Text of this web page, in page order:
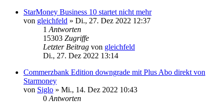
StarMoney Business 10 startet nicht mehr
von gleichfeld » Di., 27. Dez 2022 12:37
1 Antworten
15303 Zugriffe
Letzter Beitrag von gleichfeld
Di., 27. Dez 2022 13:14
Commerzbank Edition downgrade mit Plus Abo direkt von
Starmoney
von Siglo » Mi., 14. Dez 2022 10:43
0 Antworten